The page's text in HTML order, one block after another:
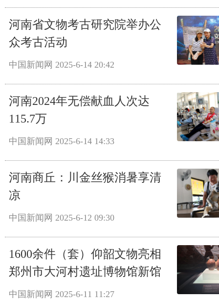
河南省文物考古研究院举办公
众考古活动
中国新闻网 2025-6-14 20:42
河南2024年无偿献血人次达
115.7万
中国新闻网 2025-6-14 14:33
河南商丘：川金丝猴消暑享清
凉
中国新闻网 2025-6-12 09:30
1600余件（套）仰韶文物亮相
郑州市大河村遗址博物馆新馆
中国新闻网 2025-6-11 11:27